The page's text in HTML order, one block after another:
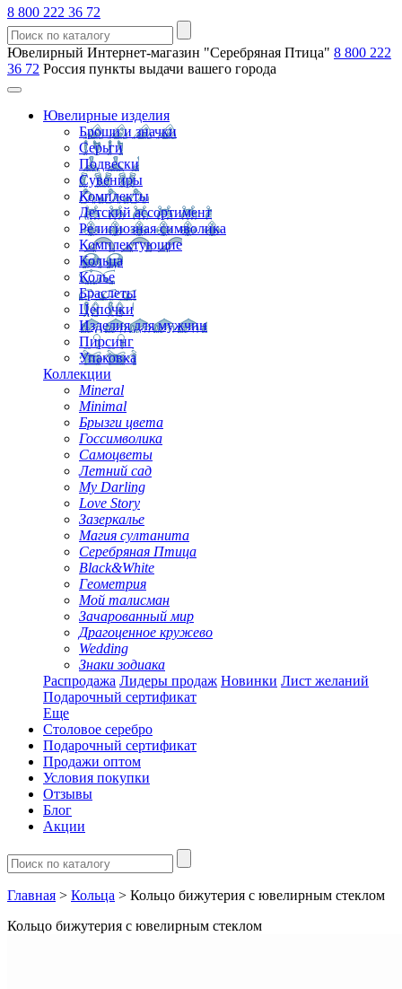
8 800 222 36 72
Ювелирный Интернет-магазин "Серебряная Птица" 8 800 222
36 72 Россия пункты выдачи вашего города
Ювелирные изделия
Броши и значки
Серьги
Подвески
Сувениры
Комплекты
Детский ассортимент
Религиозная символика
Комплектующие
Кольца
Колье
Браслеты
Цепочки
Изделия для мужчин
Пирсинг
Упаковка
Коллекции
Mineral
Minimal
Брызги цвета
Госсимволика
Самоцветы
Летний сад
My Darling
Love Story
Зазеркалье
Магия султанита
Серебряная Птица
Black&White
Геометрия
Мой талисман
Зачарованный мир
Драгоценное кружево
Wedding
Знаки зодиака
Распродажа Лидеры продаж Новинки Лист желаний
Подарочный сертификат
Еще
Столовое серебро
Подарочный сертификат
Продажи оптом
Условия покупки
Отзывы
Блог
Акции
Главная > Кольца > Кольцо бижутерия с ювелирным стеклом
Кольцо бижутерия с ювелирным стеклом